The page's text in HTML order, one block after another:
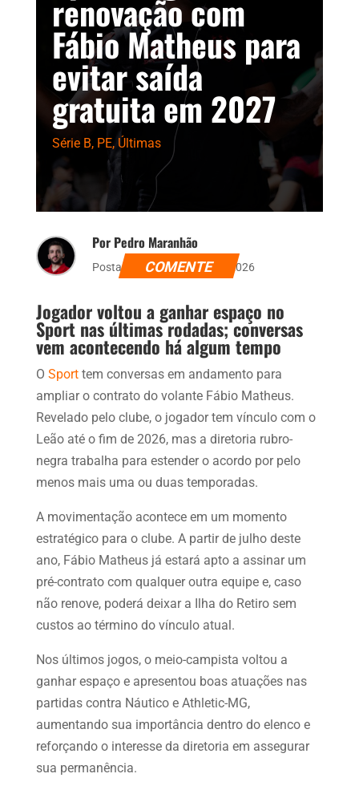
renovação com
Fábio Matheus para
evitar saída
gratuita em 2027
Série B, PE, Últimas
Por Pedro Maranhão
Postado dia 12 de junho de 2026
COMENTE
Jogador voltou a ganhar espaço no
Sport nas últimas rodadas; conversas
vem acontecendo há algum tempo
O Sporttem conversas em andamento para
ampliar o contrato do volante Fábio Matheus.
Revelado pelo clube, o jogador tem vínculo com o
Leão até o fim de 2026, mas a diretoria rubro-
negra trabalha para estender o acordo por pelo
menos mais uma ou duas temporadas.
A movimentação acontece em um momento
estratégico para o clube. A partir de julho deste
ano, Fábio Matheus já estará apto a assinar um
pré-contrato com qualquer outra equipe e, caso
não renove, poderá deixar a Ilha do Retiro sem
custos ao término do vínculo atual.
Nos últimos jogos, o meio-campista voltou a
ganhar espaço e apresentou boas atuações nas
partidas contra Náutico e Athletic-MG,
aumentando sua importância dentro do elenco e
reforçando o interesse da diretoria em assegurar
sua permanência.